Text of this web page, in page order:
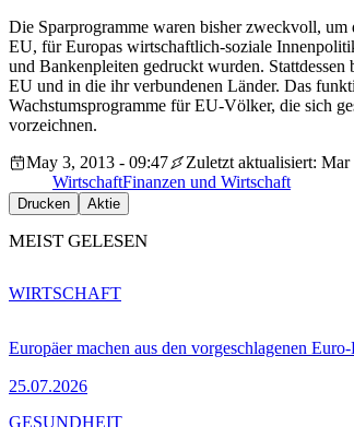
Die Sparprogramme waren bisher zweckvoll,
EU, für Europas wirtschaftlich-soziale
und Bankenpleiten gedruckt wurden.
EU und in die ihr verbundenen Länder. Das
Wachstumsprogramme für EU-Völker, die sich
vorzeichnen.
May 3, 2013 - 09:47
Zuletzt aktualisiert:
WirtschaftFinanzen und Wirtschaft
Drucken Aktie
MEIST GELESEN
Europäer machen aus den vorgeschlagenen
25.07.2026
WIRTSCHAFT
GESUNDHEIT